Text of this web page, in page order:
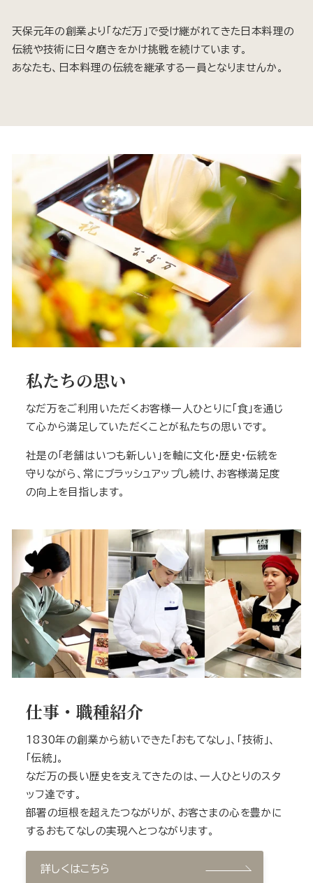
天保元年の創業より「なだ万」で受け継がれてきた日本料理の
伝統や技術に日々磨きをかけ挑戦を続けています。
あなたも、日本料理の伝統を継承する一員となりませんか。
私たちの思い
なだ万をご利用いただくお客様一人ひとりに「食」を通じ
て心から満足していただくことが私たちの思いです。
社是の「老舗はいつも新しい」を軸に文化・歴史・伝統を
守りながら、常にブラッシュアップし続け、お客様満足度
の向上を目指します。
仕事・職種紹介
1830年の創業から紡いできた「おもてなし」、「技術」、
「伝統」。
なだ万の長い歴史を支えてきたのは、一人ひとりのスタ
ッフ達です。
部署の垣根を超えたつながりが、お客さまの心を豊かに
するおもてなしの実現へとつながります。
詳しくはこちら